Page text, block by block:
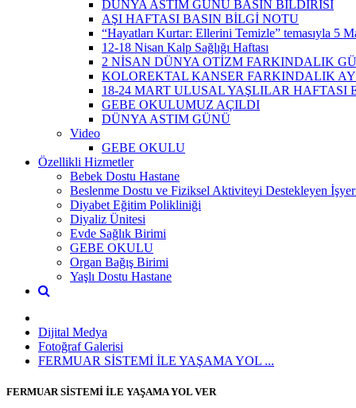
DÜNYA ASTIM GÜNÜ BASIN BİLDİRİSİ
AŞI HAFTASI BASIN BİLGİ NOTU
“Hayatları Kurtar: Ellerini Temizle” temasıyla 5
12-18 Nisan Kalp Sağlığı Haftası
2 NİSAN DÜNYA OTİZM FARKINDALIK
KOLOREKTAL KANSER FARKINDALIK
18-24 MART ULUSAL YAŞLILAR HAFTASI
GEBE OKULUMUZ AÇILDI
DÜNYA ASTIM GÜNÜ
Video
GEBE OKULU
Özellikli Hizmetler
Bebek Dostu Hastane
Beslenme Dostu ve Fiziksel Aktiviteyi Destekleyen
Diyabet Eğitim Polikliniği
Diyaliz Ünitesi
Evde Sağlık Birimi
GEBE OKULU
Organ Bağış Birimi
Yaşlı Dostu Hastane
Dijital Medya
Fotoğraf Galerisi
FERMUAR SİSTEMİ İLE YAŞAMA YOL ...
FERMUAR SİSTEMİ İLE YAŞAMA YOL VER